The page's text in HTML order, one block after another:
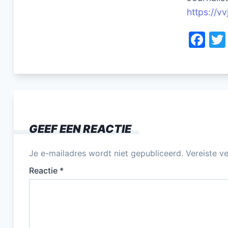
https://
F
c
k
GEEF EEN REACTIE
Je e-mailadres wordt niet gepubliceerd. Vereiste
Reactie *